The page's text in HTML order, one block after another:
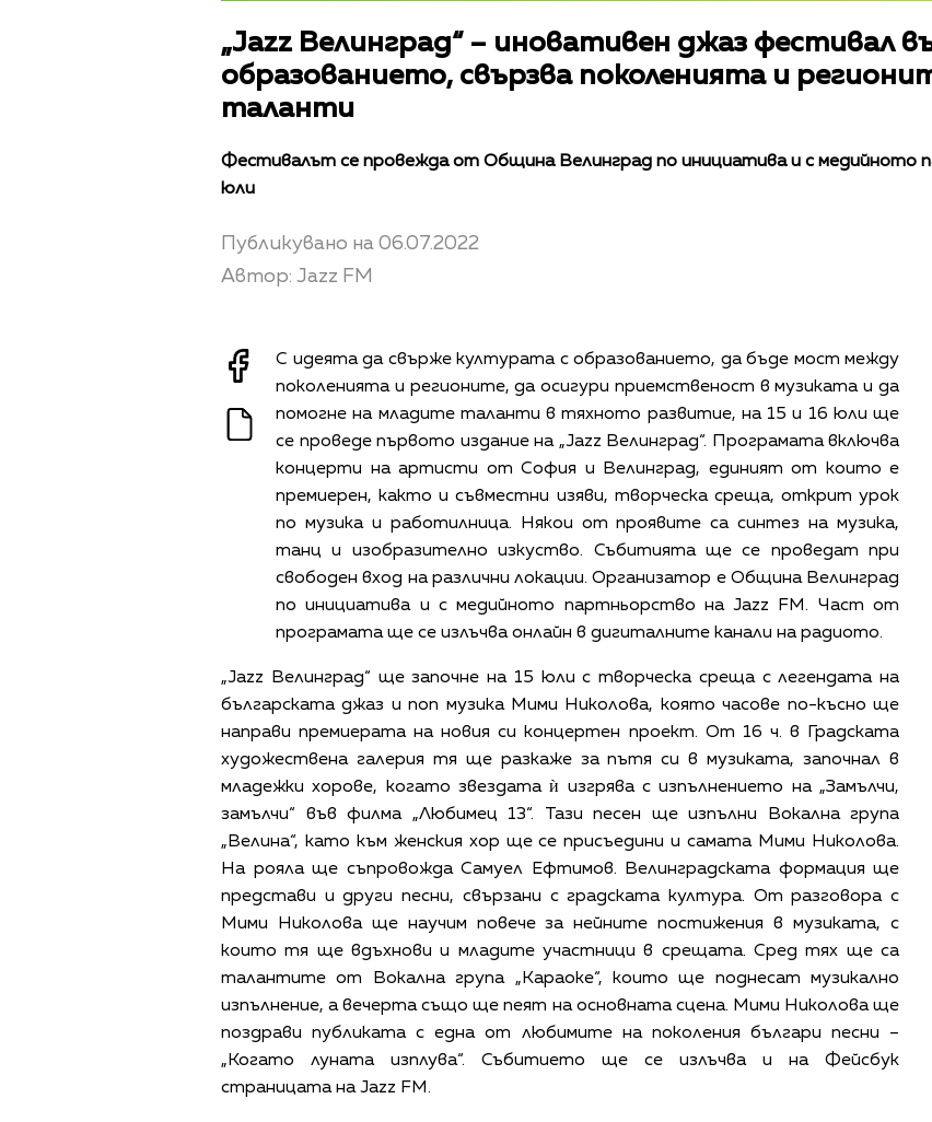
„Jazz Велинград“ – иновативен джаз фестивал
образованието, свързва поколенията и
таланти
Фестивалът се провежда от Община Велинград по инициатива и с медийното
юли
Публикувано на 06.07.2022
Автор: Jazz FM
С идеята да свърже културата с образованието, да бъде мост между
поколенията и регионите, да осигури приемственост в музиката и да
помогне на младите таланти в тяхното развитие, на 15 и 16 юли ще
се проведе първото издание на „Jazz Велинград“. Програмата включва
концерти на артисти от София и Велинград, единият от които е
премиерен, както и съвместни изяви, творческа среща, открит урок
по музика и работилница. Някои от проявите са синтез на музика,
танц и изобразително изкуство. Събитията ще се проведат при
свободен вход на различни локации. Организатор е Община Велинград
по инициатива и с медийното партньорство на Jazz FM. Част от
програмата ще се излъчва онлайн в дигиталните канали на радиото.
„Jazz Велинград“ ще започне на 15 юли с творческа среща с легендата на
българската джаз и поп музика Мими Николова, която часове по-късно ще
направи премиерата на новия си концертен проект. От 16 ч. в Градската
художествена галерия тя ще разкаже за пътя си в музиката, започнал в
младежки хорове, когато звездата ѝ изгрява с изпълнението на „Замълчи,
замълчи“ във филма „Любимец 13“. Тази песен ще изпълни Вокална група
„Велина“, като към женския хор ще се присъедини и самата Мими Николова.
На рояла ще съпровожда Самуел Ефтимов. Велинградската формация ще
представи и други песни, свързани с градската култура. От разговора с
Мими Николова ще научим повече за нейните постижения в музиката, с
които тя ще вдъхнови и младите участници в срещата. Сред тях ще са
талантите от Вокална група „Караоке“, които ще поднесат музикално
изпълнение, а вечерта също ще пеят на основната сцена. Мими Николова ще
поздрави публиката с една от любимите на поколения българи песни –
„Когато луната изплува“. Събитието ще се излъчва и на Фейсбук
страницата на Jazz FM.